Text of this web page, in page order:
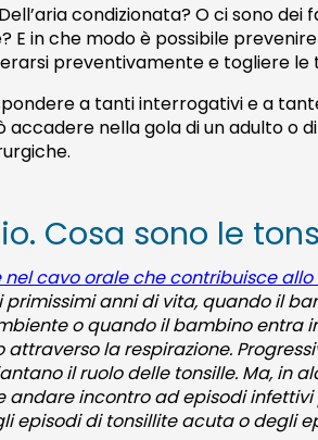
condizionata? O ci sono
E in che modo è possibile
preventivamente e togliere le
a tanti interrogativi e a
nella gola di un adulto o
Cosa sono le
nel cavo orale che contribuisce
primissimi anni di vita, quando il
o quando il bambino entra
la respirazione.
il ruolo delle tonsille. Ma, in
incontro ad episodi
episodi di tonsillite acuta o degli